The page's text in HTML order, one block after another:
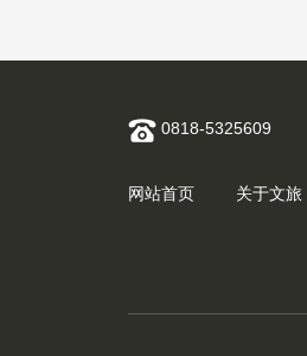
0818-5325609
网站首页 关于文旅